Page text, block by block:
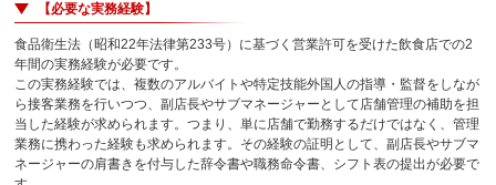
【必要な実務経験】
食品衛生法（昭和22年法律第233号）に基づく営業許可を受けた飲食店での2
年間の実務経験が必要です。
この実務経験では、複数のアルバイトや特定技能外国人の指導・監督をしなが
ら接客業務を行いつつ、副店長やサブマネージャーとして店舗管理の補助を担
当した経験が求められます。つまり、単に店舗で勤務するだけではなく、管理
業務に携わった経験も求められます。その経験の証明として、副店長やサブマ
ネージャーの肩書きを付与した辞令書や職務命令書、シフト表の提出が必要で